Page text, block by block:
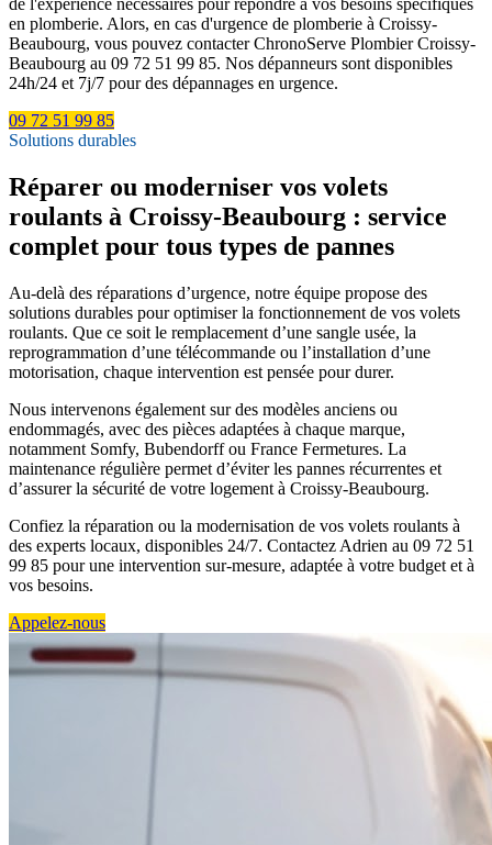
en plomberie. Alors, en cas d'urgence de plomberie à Croissy-
Beaubourg, vous pouvez contacter ChronoServe Plombier Croissy-
Beaubourg au 09 72 51 99 85. Nos dépanneurs sont disponibles
24h/24 et 7j/7 pour des dépannages en urgence.
09 72 51 99 85
Solutions durables
Réparer ou moderniser vos volets
roulants à Croissy-Beaubourg : service
complet pour tous types de pannes
Au-delà des réparations d’urgence, notre équipe propose des
solutions durables pour optimiser la fonctionnement de vos volets
roulants. Que ce soit le remplacement d’une sangle usée, la
reprogrammation d’une télécommande ou l’installation d’une
motorisation, chaque intervention est pensée pour durer.
Nous intervenons également sur des modèles anciens ou
endommagés, avec des pièces adaptées à chaque marque,
notamment Somfy, Bubendorff ou France Fermetures. La
maintenance régulière permet d’éviter les pannes récurrentes et
d’assurer la sécurité de votre logement à Croissy-Beaubourg.
Confiez la réparation ou la modernisation de vos volets roulants à
des experts locaux, disponibles 24/7. Contactez Adrien au 09 72 51
99 85 pour une intervention sur-mesure, adaptée à votre budget et à
vos besoins.
Appelez-nous